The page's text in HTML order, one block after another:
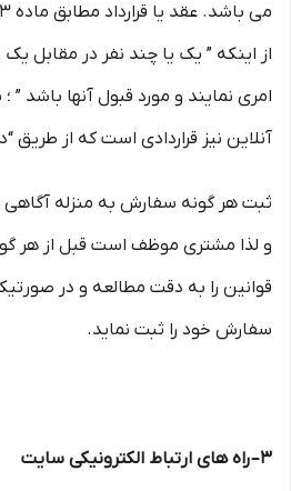
از اینکه ” یک یا چند نفر در مقابل یک
امری نمایند و مورد قبول آنها باشد ”
آنلاین نیز قراردادی است که از طریق
ثبت هر گونه سفارش به منزله آگاهی
و لذا مشتری موظف است قبل از هر
قوانین را به دقت مطالعه و در
سفارش خود را ثبت نماید.
۳– راه های ارتباط الکترونیکی سایت